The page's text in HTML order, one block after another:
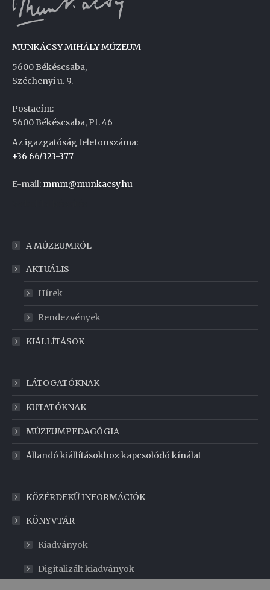
MUNKÁCSY MIHÁLY MÚZEUM
5600 Békéscsaba,
Széchenyi u. 9.
Postacím:
5600 Békéscsaba, Pf. 46
Az igazgatóság telefonszáma:
+36 66/323-377
E-mail: mmm@munkacsy.hu
A MÚZEUMRÓL
AKTUÁLIS
Hírek
Rendezvények
KIÁLLÍTÁSOK
LÁTOGATÓKNAK
KUTATÓKNAK
MÚZEUMPEDAGÓGIA
Állandó kiállításokhoz kapcsolódó kínálat
KÖZÉRDEKŰ INFORMÁCIÓK
KÖNYVTÁR
Kiadványok
Digitalizált kiadványok